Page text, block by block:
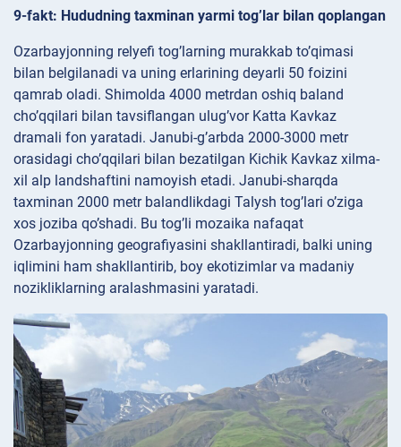
9-fakt: Hududning taxminan yarmi tog’lar bilan qoplangan
Ozarbayjonning relyefi tog’larning murakkab to’qimasi
bilan belgilanadi va uning erlarining deyarli 50 foizini
qamrab oladi. Shimolda 4000 metrdan oshiq baland
cho’qqilari bilan tavsiflangan ulug’vor Katta Kavkaz
dramali fon yaratadi. Janubi-g’arbda 2000-3000 metr
orasidagi cho’qqilari bilan bezatilgan Kichik Kavkaz xilma-
xil alp landshaftini namoyish etadi. Janubi-sharqda
taxminan 2000 metr balandlikdagi Talysh tog’lari o’ziga
xos joziba qo’shadi. Bu tog’li mozaika nafaqat
Ozarbayjonning geografiyasini shakllantiradi, balki uning
iqlimini ham shakllantirib, boy ekotizimlar va madaniy
nozikliklarning aralashmasini yaratadi.